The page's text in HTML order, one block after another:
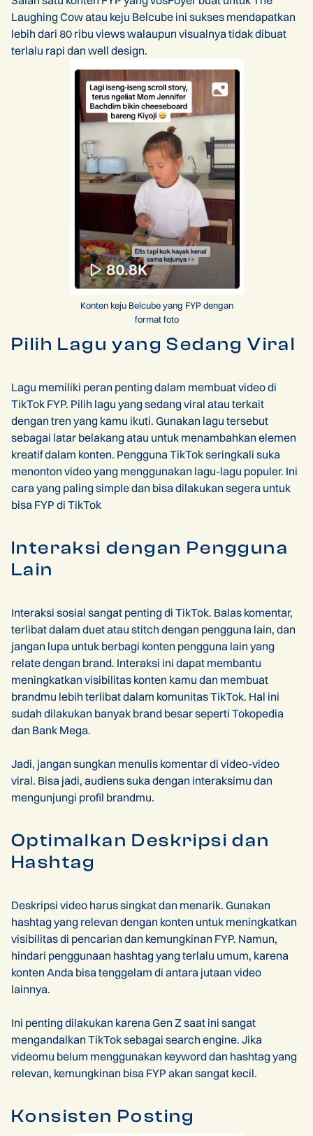
Laughing Cow atau keju Belcube ini sukses mendapatkan
lebih dari 80 ribu views walaupun visualnya tidak dibuat
terlalu rapi dan well design.
Konten keju Belcube yang FYP dengan
format foto
Pilih Lagu yang Sedang Viral
Lagu memiliki peran penting dalam membuat video di
TikTok FYP. Pilih lagu yang sedang viral atau terkait
dengan tren yang kamu ikuti. Gunakan lagu tersebut
sebagai latar belakang atau untuk menambahkan elemen
kreatif dalam konten. Pengguna TikTok seringkali suka
menonton video yang menggunakan lagu-lagu populer. Ini
cara yang paling simple dan bisa dilakukan segera untuk
bisa FYP di TikTok
Interaksi dengan Pengguna
Lain
Interaksi sosial sangat penting di TikTok. Balas komentar,
terlibat dalam duet atau stitch dengan pengguna lain, dan
jangan lupa untuk berbagi konten pengguna lain yang
relate dengan brand. Interaksi ini dapat membantu
meningkatkan visibilitas konten kamu dan membuat
brandmu lebih terlibat dalam komunitas TikTok. Hal ini
sudah dilakukan banyak brand besar seperti Tokopedia
dan Bank Mega.
Jadi, jangan sungkan menulis komentar di video-video
viral. Bisa jadi, audiens suka dengan interaksimu dan
mengunjungi profil brandmu.
Optimalkan Deskripsi dan
Hashtag
Deskripsi video harus singkat dan menarik. Gunakan
hashtag yang relevan dengan konten untuk meningkatkan
visibilitas di pencarian dan kemungkinan FYP. Namun,
hindari penggunaan hashtag yang terlalu umum, karena
konten Anda bisa tenggelam di antara jutaan video
lainnya.
Ini penting dilakukan karena Gen Z saat ini sangat
mengandalkan TikTok sebagai search engine. Jika
videomu belum menggunakan keyword dan hashtag yang
relevan, kemungkinan bisa FYP akan sangat kecil.
Konsisten Posting